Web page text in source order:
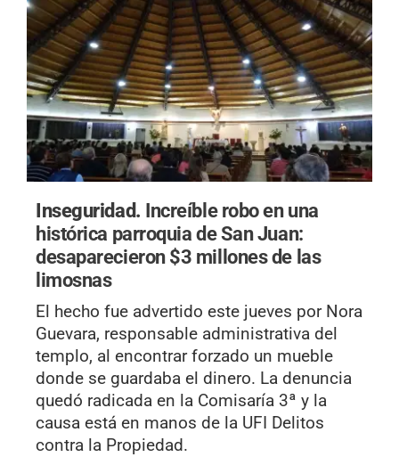
Inseguridad. Increíble robo en una
histórica parroquia de San Juan:
desaparecieron $3 millones de las
limosnas
El hecho fue advertido este jueves por Nora
Guevara, responsable administrativa del
templo, al encontrar forzado un mueble
donde se guardaba el dinero. La denuncia
quedó radicada en la Comisaría 3ª y la
causa está en manos de la UFI Delitos
contra la Propiedad.